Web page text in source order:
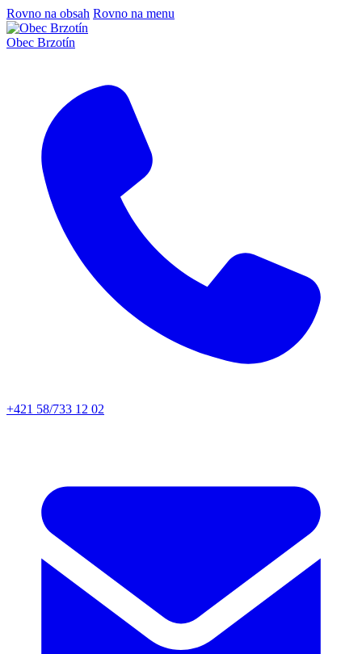
Rovno na obsah Rovno na menu
Obec Brzotín
+421 58/733 12 02